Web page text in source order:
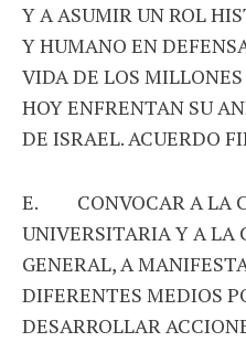
Y A ASUMIR UN ROL
Y HUMANO EN
VIDA DE LOS
HOY ENFRENTAN SU
DE ISRAEL. ACUERDO
E. CONVOCAR A LA
UNIVERSITARIA Y A LA
GENERAL, A
DIFERENTES MEDIOS
DESARROLLAR